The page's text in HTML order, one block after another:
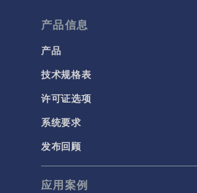
产品信息
产品
技术规格表
许可证选项
系统要求
发布回顾
应用案例